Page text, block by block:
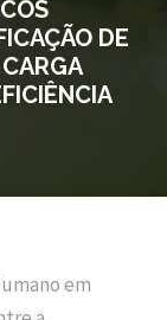
DE
em